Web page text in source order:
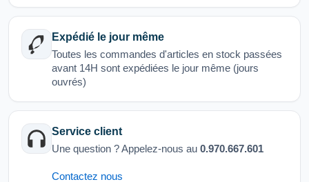
Expédié le jour même
Toutes les commandes d'articles en stock passées
avant 14H sont expédiées le jour même (jours
ouvrés)
Service client
Une question ? Appelez-nous au 0.970.667.601
Contactez nous